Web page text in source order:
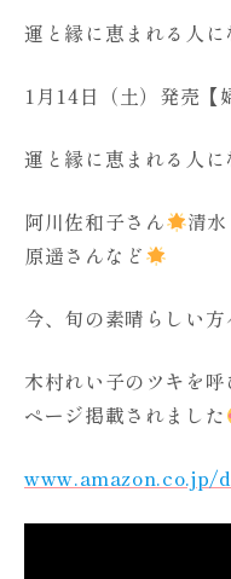
運と縁に恵まれる人に
1月14日（土）発売【
運と縁に恵まれる人に
阿川佐和子さん 清
原遥さんなど
今、旬の素晴らしい
木村れい子のツキを
ページ掲載されました
www.amazon.co.jp/